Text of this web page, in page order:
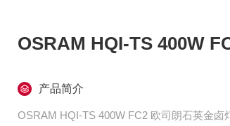
OSRAM HQI-TS 400W
产品简介
OSRAM HQI-TS 400W FC2 欧司朗石英金卤